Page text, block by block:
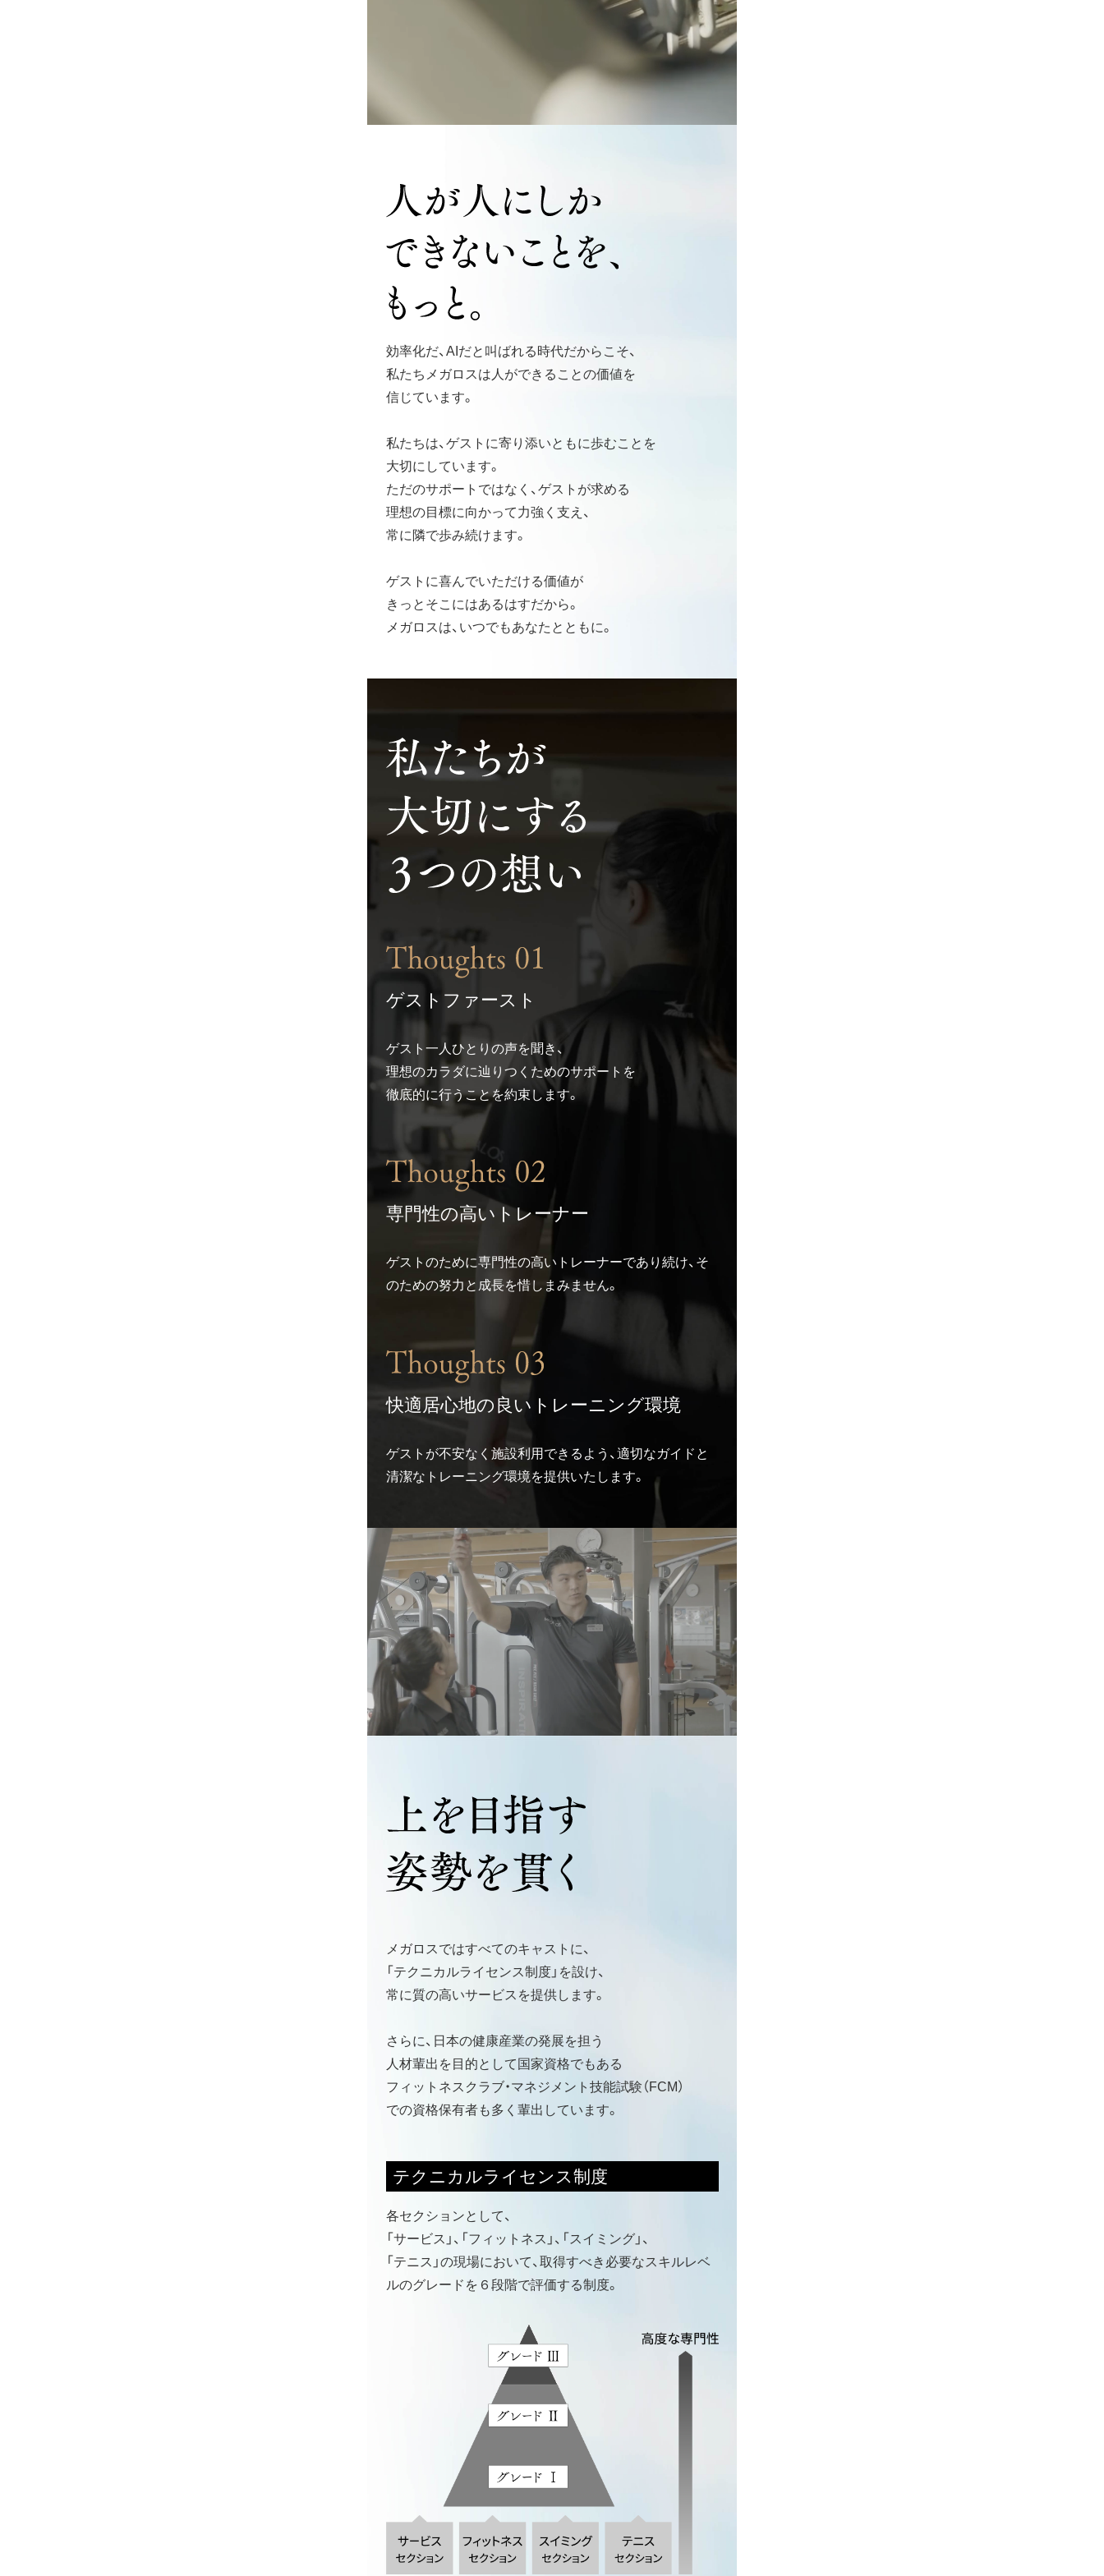
効率化だ、AIだと叫ばれる時代だからこそ、
私たちメガロスは人ができることの価値を
信じています。
私たちは、ゲストに寄り添いともに歩むことを
大切にしています。
ただのサポートではなく、ゲストが求める
理想の目標に向かって力強く支え、
常に隣で歩み続けます。
ゲストに喜んでいただける価値が
きっとそこにはあるはすだから。
メガロスは、いつでもあなたとともに。
ゲストファースト
ゲスト一人ひとりの声を聞き、
理想のカラダに辿りつくためのサポートを
徹底的に行うことを約束します。
専門性の高いトレーナー
ゲストのために専門性の高いトレーナーであり続け、そ
のための努力と成長を惜しまみません。
快適居心地の良いトレーニング環境
ゲストが不安なく施設利用できるよう、適切なガイドと
清潔なトレーニング環境を提供いたします。
メガロスではすべてのキャストに、
「テクニカルライセンス制度」 を設け、
常に質の高いサービスを提供します。
さらに、日本の健康産業の発展を担う
人材輩出を目的として国家資格でもある
フィットネスクラブ・マネジメント技能試験（FCM）
での資格保有者も多く輩出しています。
テクニカルライセンス制度
各セクションとして、
「サービス」、「フィットネス」、 「スイミング」、
「テニス」の現場において、取得すべき必要なスキルレベ
ルのグレードを６段階で評価する制度。